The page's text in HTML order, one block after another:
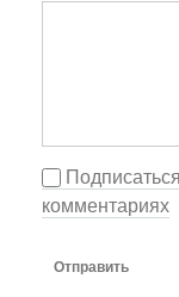
комментариях
Отправить